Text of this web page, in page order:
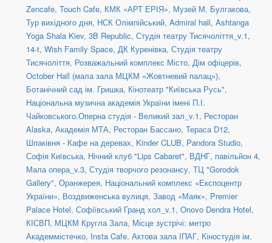
Zencafe, Touch Cafe, КМК «АРТ ЕРІЯ», Музей М. Булгакова,
Тур вихідного дня, НСК Олімпійський, Admiral hall, Ashtanga
Yoga Shala Kiev, 3B Republic, Студія театру Тисячоліття_v.1,
14-t, Wish Family Space, ДК Куренівка, Студія театру
Тисячоліття, Розважальний комплекс Місто, Дім офіцерів,
October Hall (мала зала МЦКМ «Жовтневий палац»),
Ботанічний сад ім. Гришка, Кінотеатр "Київська Русь",
Національна музична академія України імені П.І.
Чайковського.Оперна студія - Великий зал_v.1, Ресторан
Alaska, Академія МТА, Ресторан Бассано, Тераса D12,
Шпаківня - Кафе на деревах, Kinder CLUB, Pandora Studio,
Софія Київська, Нічний клуб "Lips Cabaret", ВДНГ, павільйон 4,
Мала опера_v.3, Студія творчого резонансу, ТЦ "Gorodok
Gallery", Оранжерея, Національний комплекс «Експоцентр
України», Воздвиженська вулиця, Завод «Маяк», Premier
Palace Hotel. Софіївський Гранд хол_v.1, Onovo Dendra Hotel,
КІСВП, МЦКМ Кругла Зала, Місце зустрічі: метро
Академмістечко, Insta Cafe, Актова зала ІПАГ, Кіностудія ім.